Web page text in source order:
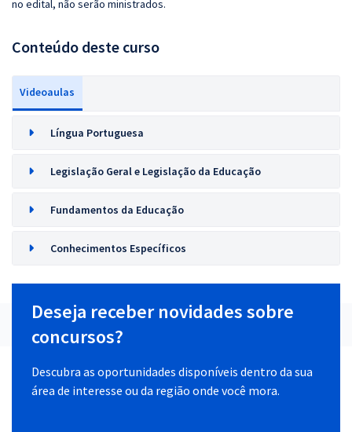
no edital, não serão ministrados.
Conteúdo deste curso
Videoaulas
Língua Portuguesa
Legislação Geral e Legislação da Educação
Fundamentos da Educação
Conhecimentos Específicos
Deseja receber novidades sobre
concursos?
Descubra as oportunidades disponíveis dentro da sua
área de interesse ou da região onde você mora.